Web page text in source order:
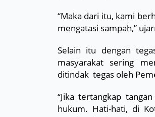
“Maka dari itu, kami
mengatasi sampah,”
Selain itu dengan
masyarakat sering
ditindak tegas oleh
“Jika tertangkap
hukum. Hati-hati, di